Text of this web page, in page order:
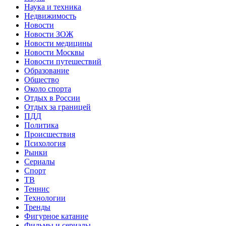
Наука и техника
Недвижимость
Новости
Новости ЗОЖ
Новости медицины
Новости Москвы
Новости путешествий
Образование
Общество
Около спорта
Отдых в России
Отдых за границей
ПДД
Политика
Происшествия
Психология
Рынки
Сериалы
Спорт
ТВ
Теннис
Технологии
Тренды
Фигурное катание